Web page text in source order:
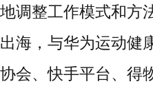
地调整工作模式和方
出海，与华为运动健
协会、快手平台、得